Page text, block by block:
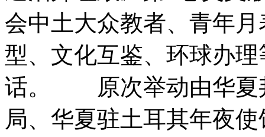
会中土大众教者、青年
型、文化互鉴、环球办
话。 原次举动由华夏
局、华夏驻土耳其年夜